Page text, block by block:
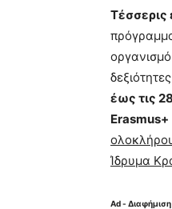
Τέσσερις
οργανισμό
έως τις
Erasmus+
Ίδρυμα
Ad - Διαφήμιση